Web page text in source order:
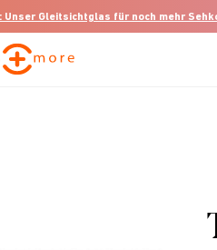
Unser Gleitsichtglas für noch mehr